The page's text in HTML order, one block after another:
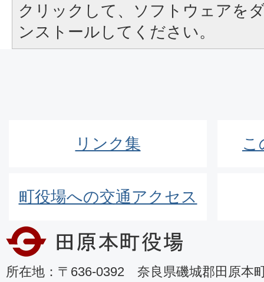
クリックして、ソフトウェアを
ンストールしてください。
リンク集 こ
町役場への交通アクセス
所在地：〒636-0392 奈良県磯城郡田原本